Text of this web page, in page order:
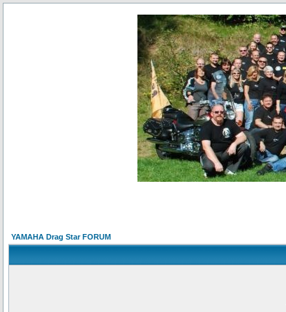
YAMAHA Drag Star FORUM